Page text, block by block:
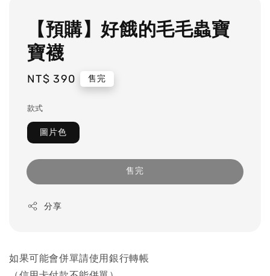
【預購】好餓的毛毛蟲寶
寶襪
Regular
NT$ 390 售完
款式
圖片色
售完
分享
如果可能會併單請使用銀行轉帳